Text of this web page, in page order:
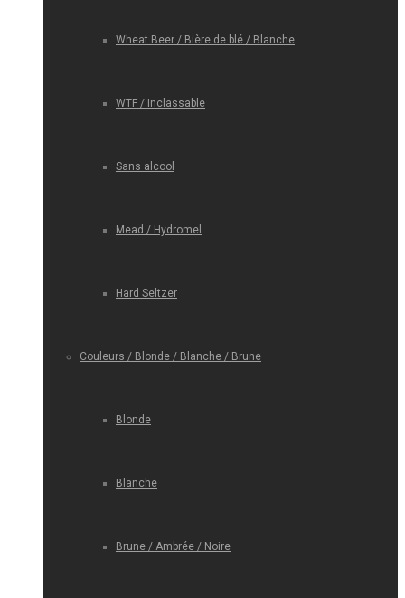
Wheat Beer / Bière de blé / Blanche
WTF / Inclassable
Sans alcool
Mead / Hydromel
Hard Seltzer
Couleurs / Blonde / Blanche / Brune
Blonde
Blanche
Brune / Ambrée / Noire